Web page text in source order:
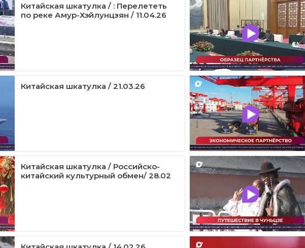
Китайская шкатулка / : Перелететь
по реке Амур-Хэйлунцзян / 11.04.26
Китайская шкатулка / 21.03.26
Китайская шкатулка / Российско-
китайский культурный обмен/ 28.02